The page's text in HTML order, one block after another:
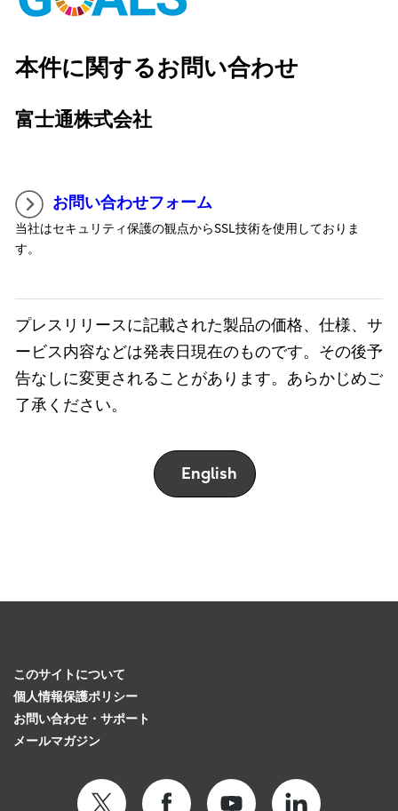
本件に関するお問い合わせ
富士通株式会社
お問い合わせフォーム
当社はセキュリティ保護の観点からSSL技術を使用しておりま
す。
プレスリリースに記載された製品の価格、仕様、サ
ービス内容などは発表日現在のものです。その後予
告なしに変更されることがあります。あらかじめご
了承ください。
English
このサイトについて
個人情報保護ポリシー
お問い合わせ・サポート
メールマガジン